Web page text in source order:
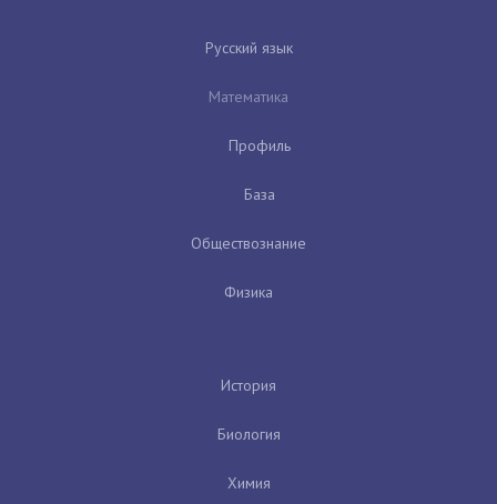
Русский язык
Математика
Профиль
База
Обществознание
Физика
История
Биология
Химия